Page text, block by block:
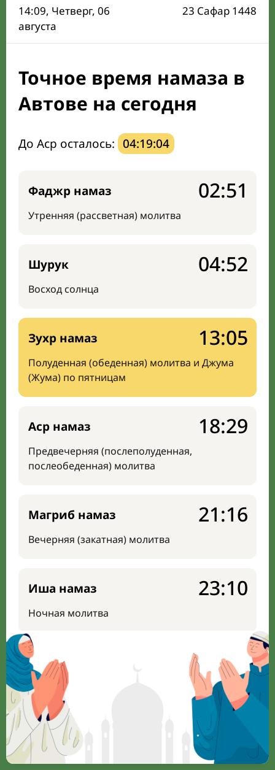
Время Сухура и Ифтара на сегодня
Календарь рамадана
Направление киблы
14:10, Четверг, 06
августа
23 Сафар 1448
Точное время намаза в
Автове на сегодня
До Аср осталось: 04:19:03
Фаджр намаз
Утренняя (рассветная) молитва
02:51
Шурук
Восход солнца
04:52
Зухр намаз
Полуденная (обеденная) молитва и Джума
(Жума) по пятницам
13:05
Аср намаз
Предвечерняя (послеполуденная,
послеобеденная) молитва
18:29
Магриб намаз
Вечерняя (закатная) молитва
21:16
Иша намаз
Ночная молитва
23:10